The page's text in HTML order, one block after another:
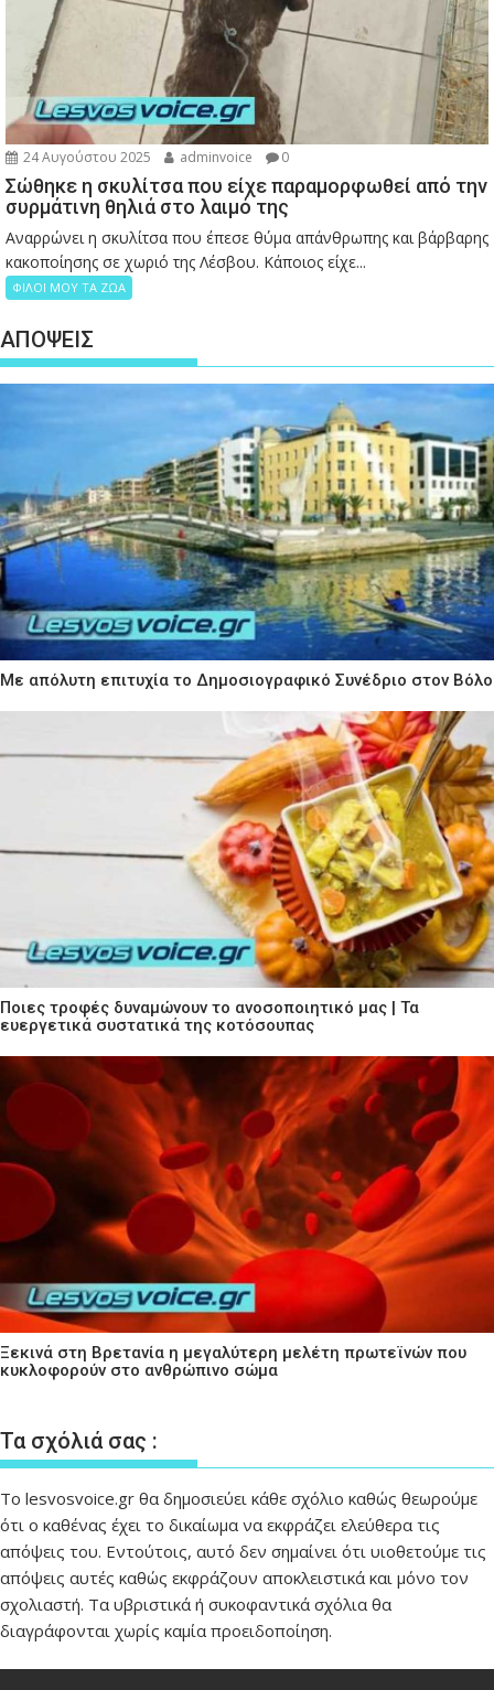
24 Αυγούστου 2025 adminvoice 0
Σώθηκε η σκυλίτσα που είχε παραμορφωθεί από την
συρμάτινη θηλιά στο λαιμό της
Αναρρώνει η σκυλίτσα που έπεσε θύμα απάνθρωπης και βάρβαρης
κακοποίησης σε χωριό της Λέσβου. Κάποιος είχε...
ΦΙΛΟΙ ΜΟΥ ΤΑ ΖΩΑ
ΑΠΟΨΕΙΣ
Με απόλυτη επιτυχία το Δημοσιογραφικό Συνέδριο στον Βόλο
Ποιες τροφές δυναμώνουν το ανοσοποιητικό μας | Τα
ευεργετικά συστατικά της κοτόσουπας
Ξεκινά στη Βρετανία η μεγαλύτερη μελέτη πρωτεϊνών που
κυκλοφορούν στο ανθρώπινο σώμα
Τα σχόλιά σας :
Το lesvosvoice.gr θα δημοσιεύει κάθε σχόλιο καθώς θεωρούμε
ότι ο καθένας έχει το δικαίωμα να εκφράζει ελεύθερα τις
απόψεις του. Εντούτοις, αυτό δεν σημαίνει ότι υιοθετούμε τις
απόψεις αυτές καθώς εκφράζουν αποκλειστικά και μόνο τον
σχολιαστή. Τα υβριστικά ή συκοφαντικά σχόλια θα
διαγράφονται χωρίς καμία προειδοποίηση.